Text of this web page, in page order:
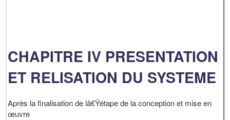
CHAPITRE IV PRESENTATION
ET RELISATION DU SYSTEME
Après la finalisation de lâ€Ÿétape de la conception et mise en
œuvre